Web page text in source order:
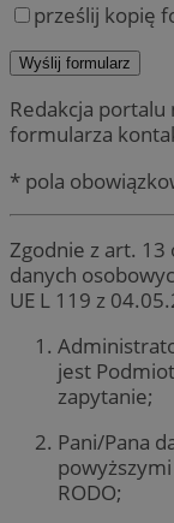
prześlij kopię
Redakcja portalu
formularza
* pola
Zgodnie z art.
danych
UE L 119 z
jest
zapytanie;
Pani/Pana
RODO;